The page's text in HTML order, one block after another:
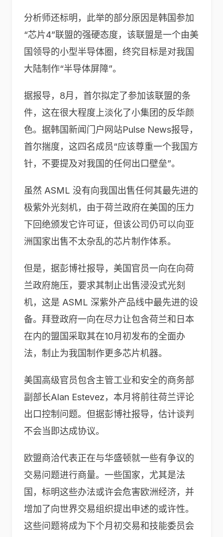
分析师还标明，此举的部分原因是韩国参加
“芯片4”联盟的强硬态度，该联盟是一个由美
国领导的小型半导体圈，终究目标是对我国
大陆制作“半导体屏障”。
据报导，8月，首尔拟定了参加该联盟的条
件，这在很大程度上淡化了小集团的反华颜
色。据韩国新闻门户网站Pulse News报导，
首尔揣度，这四名成员“应该尊重一个我国方
针，不要提及对我国的任何出口壁垒”。
虽然 ASML 没有向我国出售任何其最先进的
极紫外光刻机，由于荷兰政府在美国的压力
下回绝颁发它许可证，但该公司仍可以向亚
洲国家出售不太杂乱的芯片制作体系。
但是，据彭博社报导，美国官员一向在向荷
兰政府施压，要求其制止出售浸没式光刻
机，这是 ASML 深紫外产品线中最先进的设
备。拜登政府一向在尽力让包含荷兰和日本
在内的盟国采取其在10月初发布的全面办
法，制止为我国制作更多芯片机器。
美国高级官员包含主管工业和安全的商务部
副部长Alan Estevez，本月将前往荷兰评论
出口控制问题。但据彭博社报导，估计谈判
不会当即达成协议。
欧盟商洽代表正在与华盛顿就一些有争议的
交易问题进行商量。一些国家，尤其是法
国，标明这些办法或许会危害欧洲经济，并
增加了向世界交易组织提出申述的或许性。
这些问题将成为下个月初交易和技能委员会